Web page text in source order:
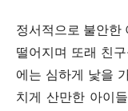
정서적으로 불안한
떨어지며 또래 친
에는 심하게 낯을
치게 산만한 아이